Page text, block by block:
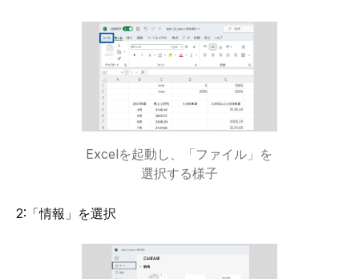
Excelを起動し、「ファイル」を
選択する様子
2:「情報」を選択